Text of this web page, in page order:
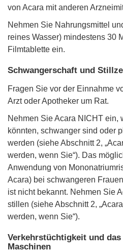
von Acara mit anderen
Nehmen Sie Nahrungsmittel
reines Wasser) mindestens 30
Filmtablette ein.
Schwangerschaft und
Fragen Sie vor der Einnahme
Arzt oder Apotheker um Rat.
Nehmen Sie Acara NICHT ein,
könnten, schwanger sind oder
werden (siehe Abschnitt 2,
werden, wenn Sie“). Das
Anwendung von
Acara) bei schwangeren
ist nicht bekannt. Nehmen Sie
stillen (siehe Abschnitt 2,
werden, wenn Sie“).
Verkehrstüchtigkeit und das
Maschinen